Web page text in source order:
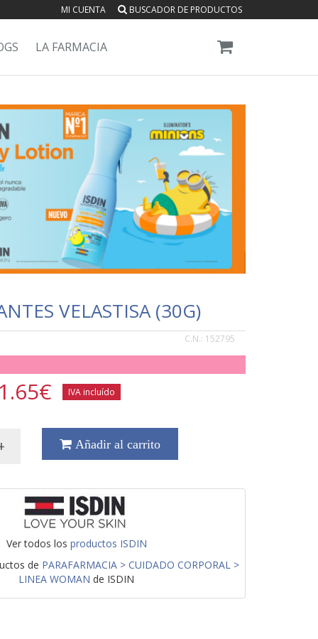
MI CUENTA BUSCADOR DE PRODUCTOS
LA FARMACIA
VELASTISA (30G)
C.N.: 152795
€ IVA incluído
Añadir al carrito
Ver todos los productos ISDIN
de PARAFARMACIA > CUIDADO CORPORAL >
LINEA WOMAN de ISDIN